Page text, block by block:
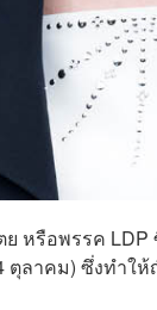
ย หรือพรรค
ตุลาคม) ซึ่งทำใ